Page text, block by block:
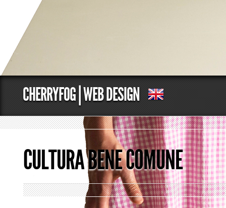
CHERRYFOG | WEB DESIGN
CULTURA BENE COMUNE